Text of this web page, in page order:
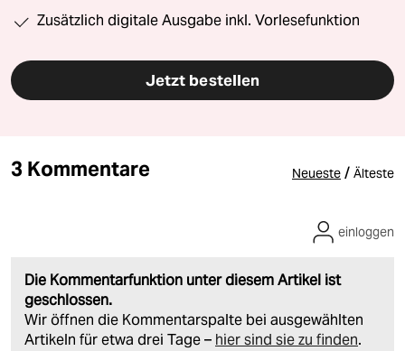
Zusätzlich digitale Ausgabe inkl. Vorlesefunktion
Jetzt bestellen
3 Kommentare Neueste / Älteste
Die Kommentarfunktion unter diesem Artikel ist
geschlossen.
Wir öffnen die Kommentarspalte bei ausgewählten
Artikeln für etwa drei Tage – hier sind sie zu finden.
einloggen